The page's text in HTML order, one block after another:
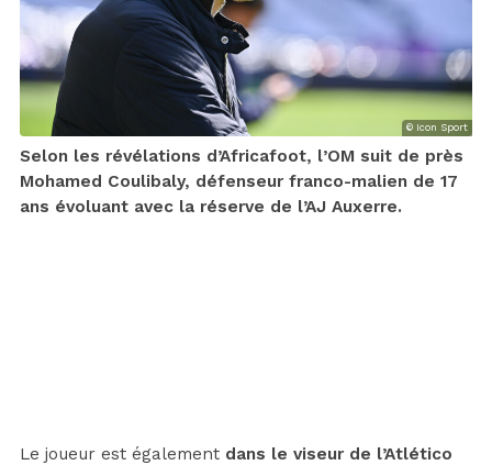
© Icon Sport
Selon les révélations d’Africafoot, l’OM suit de près
Mohamed Coulibaly, défenseur franco-malien de 17
ans évoluant avec la réserve de l’AJ Auxerre.
Le joueur est également dans le viseur de l’Atlético